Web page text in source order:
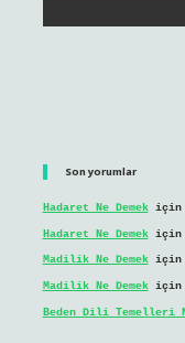
Son yorumlar
Hadaret Ne Demekiçin
Hadaret Ne Demekiçin
Madilik Ne Demekiçin
Madilik Ne Demekiçin
Beden Dili Temelleri